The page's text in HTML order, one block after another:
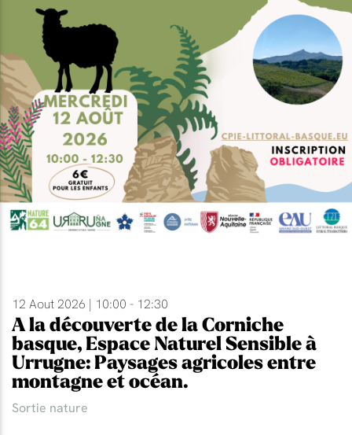
12 Aout 2026 | 10:00 - 12:30
A la découverte de la Corniche
basque, Espace Naturel Sensible à
Urrugne: Paysages agricoles entre
montagne et océan.
Sortie nature